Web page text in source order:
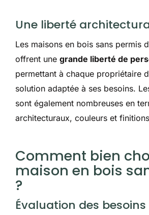
Une liberté
Les maisons en bois sans permis
offrent une grande liberté de
permettant à chaque propriétaire
solution adaptée à ses besoins.
sont également nombreuses en
architecturaux, couleurs et
Comment bien
maison en bois
?
Évaluation des